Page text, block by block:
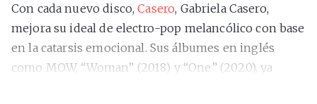
Con cada nuevo disco,Casero, Gabriela Casero,
mejora su ideal de electro-pop melancólico con base
en la catarsis emocional. Sus álbumes en inglés
como MOW, “Woman” (2018) y “One” (2020), ya